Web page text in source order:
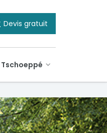
Devis gratuit
Tschoeppé